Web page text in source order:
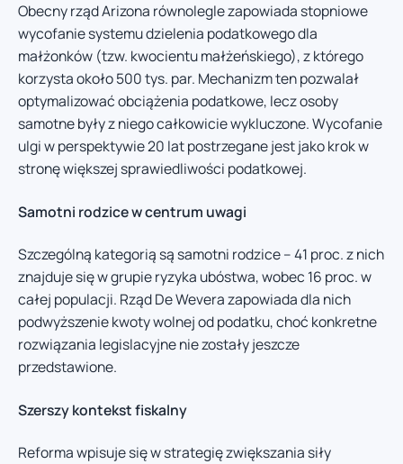
Obecny rząd Arizona równolegle zapowiada stopniowe
wycofanie systemu dzielenia podatkowego dla
małżonków (tzw. kwocientu małżeńskiego), z którego
korzysta około 500 tys. par. Mechanizm ten pozwalał
optymalizować obciążenia podatkowe, lecz osoby
samotne były z niego całkowicie wykluczone. Wycofanie
ulgi w perspektywie 20 lat postrzegane jest jako krok w
stronę większej sprawiedliwości podatkowej.
Samotni rodzice w centrum uwagi
Szczególną kategorią są samotni rodzice – 41 proc. z nich
znajduje się w grupie ryzyka ubóstwa, wobec 16 proc. w
całej populacji. Rząd De Wevera zapowiada dla nich
podwyższenie kwoty wolnej od podatku, choć konkretne
rozwiązania legislacyjne nie zostały jeszcze
przedstawione.
Szerszy kontekst fiskalny
Reforma wpisuje się w strategię zwiększania siły